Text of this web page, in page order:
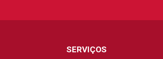
SERVIÇOS